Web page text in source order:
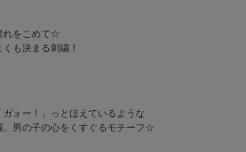
れをこめて☆
も決まる刺繍！
ォー！」っとほえているような
。男の子の心をくすぐるモチーフ☆